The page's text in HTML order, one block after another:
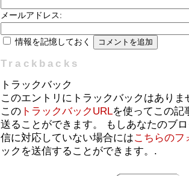
メールアドレス:
情報を記憶しておく
Trackbacks
トラックバック
このエントリにトラックバックはありま
この トラックバックURLを使ってこの記
送ることができます。 もしあなたのブ
信に対応していない場合にはこちらのフ
ックを送信することができます。.